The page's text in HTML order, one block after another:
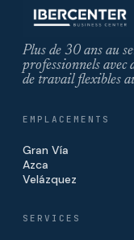
Plus de 30 ans au
professionnels avec
de travail flexibles
EMPLACEMENTS
Gran Vía
Azca
Velázquez
SERVICES